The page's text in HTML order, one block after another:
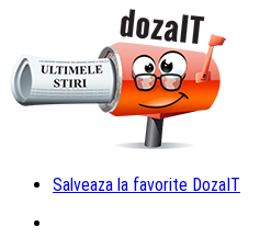
Salveaza la favorite DozaIT